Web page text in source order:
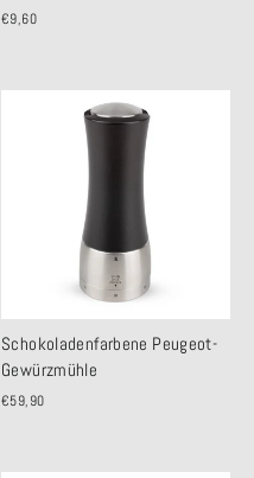
€9,60
Schokoladenfarbene Peugeot-
Gewürzmühle
€59,90